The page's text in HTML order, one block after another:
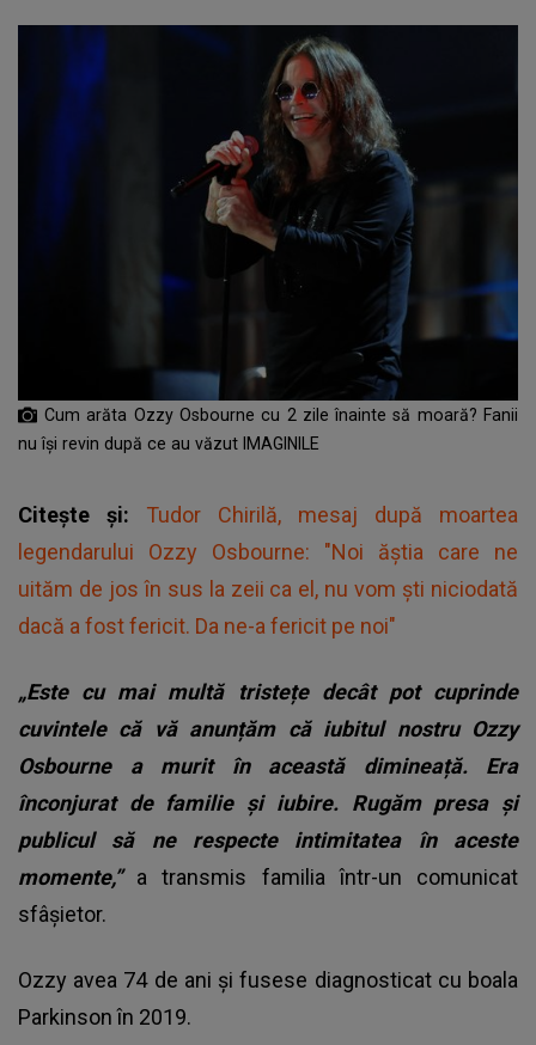
Cum arăta Ozzy Osbourne cu 2 zile înainte să moară? Fanii
nu își revin după ce au văzut IMAGINILE
Citește și: Tudor Chirilă, mesaj după moartea
legendarului Ozzy Osbourne: "Noi ăștia care ne
uităm de jos în sus la zeii ca el, nu vom ști niciodată
dacă a fost fericit. Da ne-a fericit pe noi"
„Este cu mai multă tristețe decât pot cuprinde
cuvintele că vă anunțăm că iubitul nostru Ozzy
Osbourne a murit în această dimineață. Era
înconjurat de familie și iubire. Rugăm presa și
publicul să ne respecte intimitatea în aceste
momente,” a transmis familia într-un comunicat
sfâșietor.
Ozzy avea 74 de ani și fusese diagnosticat cu boala
Parkinson în 2019.